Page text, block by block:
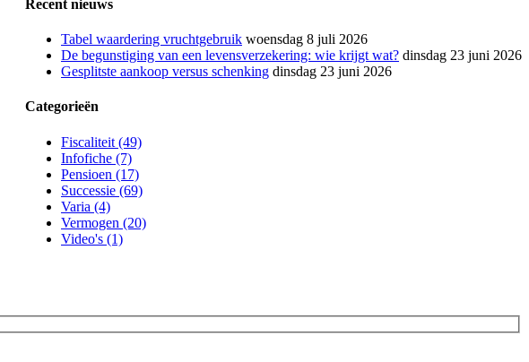
Recent nieuws
Tabel waardering vruchtgebruik woensdag 8 juli 2026
De begunstiging van een levensverzekering: wie krijgt wat? dinsdag 23 juni 2026
Gesplitste aankoop versus schenking dinsdag 23 juni 2026
Categorieën
Fiscaliteit (49)
Infofiche (7)
Pensioen (17)
Successie (69)
Varia (4)
Vermogen (20)
Video's (1)